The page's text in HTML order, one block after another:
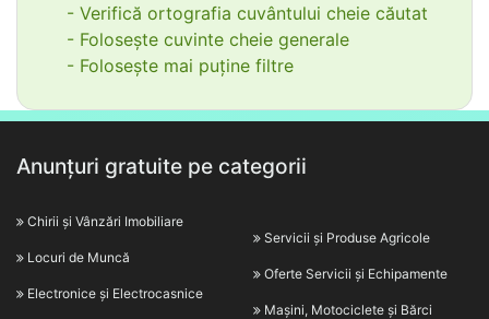
- Verifică ortografia cuvântului cheie căutat
- Folosește cuvinte cheie generale
- Folosește mai puține filtre
Anunțuri gratuite pe categorii
Chirii și Vânzări Imobiliare
Locuri de Muncă
Electronice și Electrocasnice
Servicii și Produse Agricole
Oferte Servicii și Echipamente
Mașini, Motociclete și Bărci